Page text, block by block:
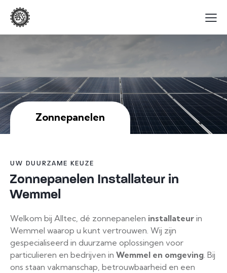
Zonnepanelen
UW DUURZAME KEUZE
Zonnepanelen Installateur in
Wemmel
Welkom bij Alltec, dé zonnepanelen installateur in
Wemmel waarop u kunt vertrouwen. Wij zijn
gespecialiseerd in duurzame oplossingen voor
particulieren en bedrijven in Wemmel en omgeving . Bij
ons staan vakmanschap, betrouwbaarheid en een